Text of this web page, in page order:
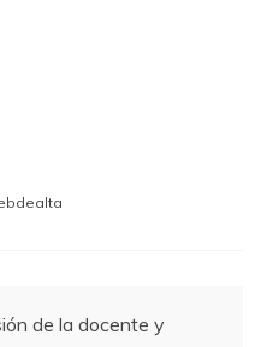
de la docente y